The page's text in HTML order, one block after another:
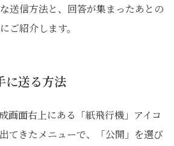
送信方法と、回答が集まったあとの
ご紹介します。
に送る方法
画面右上にある「紙飛行機」アイコ
てきたメニューで、「公開」を選び